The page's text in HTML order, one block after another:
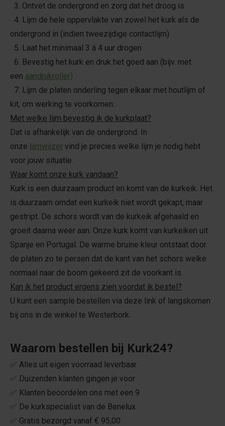
3. Ontvet de ondergrond en zorg dat het droog is
4. Lijm de hele oppervlakte van zowel het kurk als de
ondergrond in (indien tweezijdige contactlijm)
5. Laat het minimaal 3 á 4 uur drogen
6. Bevestig het kurk en druk het goed aan (bijv. met
een aandrukroller)
7. Lijm de platen onderling tegen elkaar met houtlijm of
kit, om werking te voorkomen.
Met welke lijm bevestig ik de kurkplaat?
Dat is afhankelijk van de ondergrond. In
onze lijmwijzer vind je precies welke lijm je nodig hebt
voor jouw situatie.
Waar komt onze kurk vandaan?
Kurk is een duurzaam product en komt van de kurkeik. Het
is duurzaam omdat een kurkeik niet wordt gekapt, maar
gestript. De schors wordt van de kurkeik afgehaald en
groeit daarna weer aan. Onze kurk komt van kurkeiken uit
Spanje en Portugal. De warme bruine kleur ontstaat door
de platen zo te persen dat de kant van het schors welke
normaal naar de boom gekeerd zit de voorkant is.
Kan ik het product ergens zien voordat ik bestel?
U kunt een sample bestellen via deze link of langskomen
bij ons in de winkel te Westerbork.
Waarom bestellen bij Kurk24?
✅ Alles uit eigen voorraad leverbaar
✅ Duizenden klanten gingen je voor
✅ Klanten beoordelen ons met een 9
✅ De kurkspecialist van de Benelux
✅ Gratis bezorgd vanaf € 95,00